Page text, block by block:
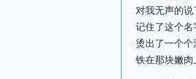
对我无声的
记住了这个
烫出了一个
铁在那块嫩